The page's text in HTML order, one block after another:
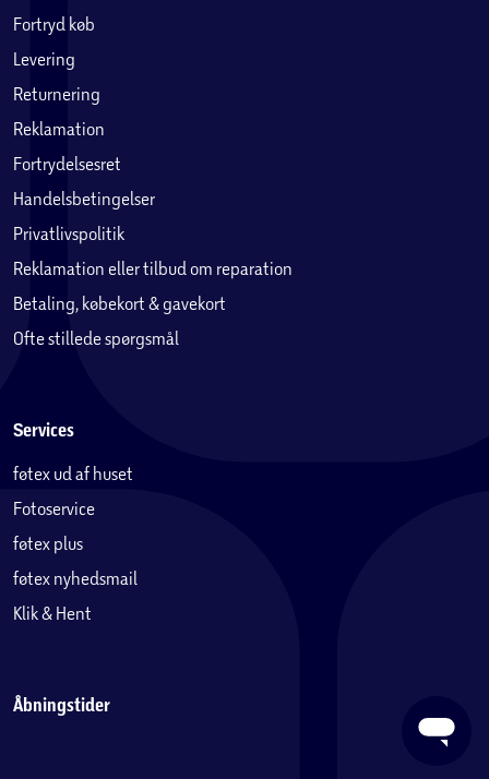
Fortryd køb
Levering
Returnering
Reklamation
Fortrydelsesret
Handelsbetingelser
Privatlivspolitik
Reklamation eller tilbud om reparation
Betaling, købekort & gavekort
Ofte stillede spørgsmål
Services
føtex ud af huset
Fotoservice
føtex plus
føtex nyhedsmail
Klik & Hent
Åbningstider